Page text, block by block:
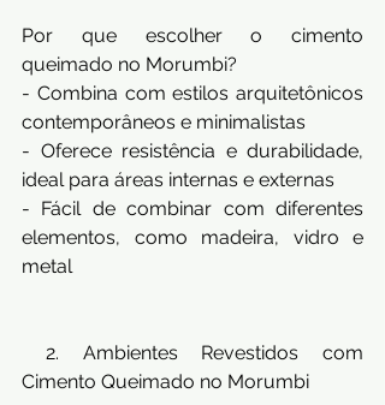
Por que escolher o cimento
queimado no Morumbi?
- Combina com estilos arquitetônicos
contemporâneos e minimalistas
- Oferece resistência e durabilidade,
ideal para áreas internas e externas
- Fácil de combinar com diferentes
elementos, como madeira, vidro e
metal
2. Ambientes Revestidos com
Cimento Queimado no Morumbi